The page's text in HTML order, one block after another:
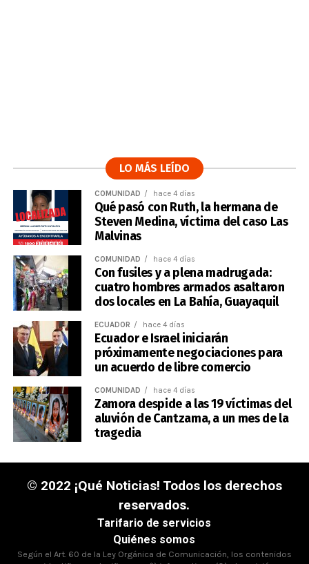
LO MÁS LEÍDO
COMUNIDAD hace 4 días
Qué pasó con Ruth, la hermana de
Steven Medina, víctima del caso Las
Malvinas
COMUNIDAD hace 4 días
Con fusiles y a plena madrugada:
cuatro hombres armados asaltaron
dos locales en La Bahía, Guayaquil
ECUADOR hace 4 días
Ecuador e Israel iniciarán
próximamente negociaciones para
un acuerdo de libre comercio
COMUNIDAD hace 4 días
Zamora despide a las 19 víctimas del
aluvión de Cantzama, a un mes de la
tragedia
© 2022 ¡Qué Noticias! Todos los derechos
reservados.
Tarifario de servicios
Quiénes somos
Según el Art. 60 de la Ley Orgánica de Comunicación, los contenidos